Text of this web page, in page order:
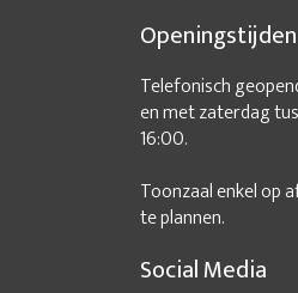
Openingstijden
Telefonisch
en met zaterdag
16:00.
Toonzaal enkel op
te plannen.
Social Media